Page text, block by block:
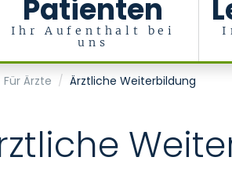
Patienten
Ihr Aufenthalt bei
uns
für Altersmedizin (Med. Klinik VI)
Für Ärzte Ärztliche Weiterbildung